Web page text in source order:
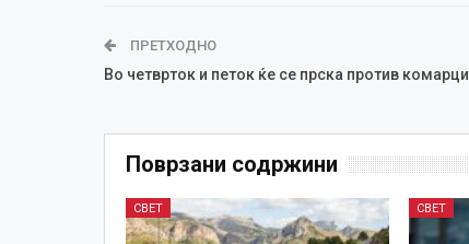
ПРЕТХОДНО
Во четврток и петок ќе се прска против комарци
Поврзани содржини
СВЕТ СВЕТ